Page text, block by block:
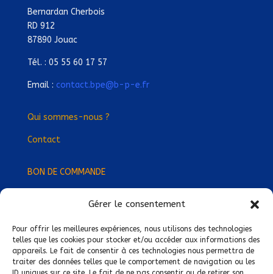
Gérer le consentement
Pour offrir les meilleures expériences, nous utilisons des technologies
telles que les cookies pour stocker et/ou accéder aux informations des
appareils. Le fait de consentir à ces technologies nous permettra de
traiter des données telles que le comportement de navigation ou les
Bernardan Cherbois
RD 912
87890 Jouac
Tél. : 05 55 60 17 57
Email : contact.bpe@b-p-e.fr
Qui sommes-nous ?
Contact
BON DE COMMANDE
Devenez Délégué·e Régional·e !
Trouvez-nous près de chez vous !
Mentions légales